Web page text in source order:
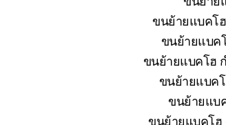
ขนย้ายแบคโ
ขนย้ายแบค
ขนย้ายแบคโฮ
ขนย้ายแบค
ขนย้ายแบ
ขนย้ายแบคโฮ